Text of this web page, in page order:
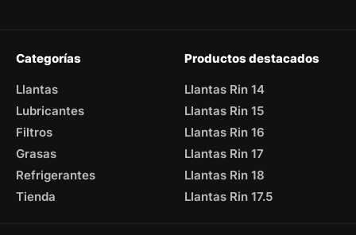
Categorías
Llantas
Lubricantes
Filtros
Grasas
Refrigerantes
Tienda
Productos destacados
Llantas Rin 14
Llantas Rin 15
Llantas Rin 16
Llantas Rin 17
Llantas Rin 18
Llantas Rin 17.5